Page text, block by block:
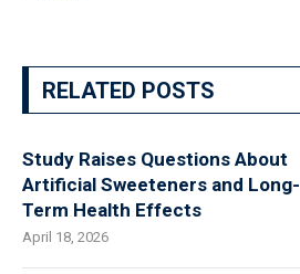
RELATED POSTS
Study Raises Questions About
Artificial Sweeteners and Long-
Term Health Effects
April 18, 2026